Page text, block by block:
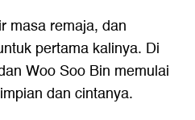
masa remaja, dan
pertama kalinya. Di
Woo Soo Bin memulai
dan cintanya.